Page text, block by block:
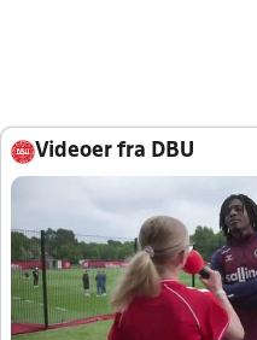
Videoer fra DBU